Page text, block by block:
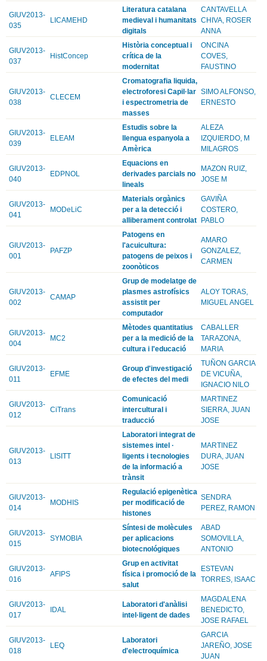
GIUV2013-
035
LICAMEHD
Literatura catalana
medieval i humanitats
digitals
CANTAVELLA
CHIVA, ROSER
ANNA
GIUV2013-
037
HistConcep
Història conceptual i
crítica de la
modernitat
ONCINA
COVES,
FAUSTINO
GIUV2013-
038
CLECEM
Cromatografia liquida,
electroforesi Capil·lar
i espectrometria de
masses
SIMO ALFONSO,
ERNESTO
GIUV2013-
039
ELEAM
Estudis sobre la
llengua espanyola a
Amèrica
ALEZA
IZQUIERDO, M
MILAGROS
GIUV2013-
040
EDPNOL
Equacions en
derivades parcials no
lineals
MAZON RUIZ,
JOSE M
GIUV2013-
041
MODeLiC
Materials orgànics
per a la detecció i
alliberament controlat
GAVIÑA
COSTERO,
PABLO
GIUV2013-
001
PAFZP
Patogens en
l'acuicultura:
patogens de peixos i
zoonòticos
AMARO
GONZALEZ,
CARMEN
GIUV2013-
002
CAMAP
Grup de modelatge de
plasmes astrofísics
assistit per
computador
ALOY TORAS,
MIGUEL ANGEL
GIUV2013-
004
MC2
Mètodes quantitatius
per a la medició de la
cultura i l'educació
CABALLER
TARAZONA,
MARIA
GIUV2013-
011
EFME
Group d'investigació
de efectes del medi
TUÑON GARCIA
DE VICUÑA,
IGNACIO NILO
GIUV2013-
012
CiTrans
Comunicació
intercultural i
traducció
MARTINEZ
SIERRA, JUAN
JOSE
GIUV2013-
013
LISITT
Laboratori integrat de
sistemes intel ·
ligents i tecnologies
de la informació a
trànsit
MARTINEZ
DURA, JUAN
JOSE
GIUV2013-
014
MODHIS
Regulació epigenètica
per modificació de
histones
SENDRA
PEREZ, RAMON
GIUV2013-
015
SYMOBIA
Síntesi de molècules
per aplicacions
biotecnológiques
ABAD
SOMOVILLA,
ANTONIO
GIUV2013-
016
AFIPS
Grup en activitat
física i promoció de la
salut
ESTEVAN
TORRES, ISAAC
GIUV2013-
017
IDAL
Laboratori d'anàlisi
intel·ligent de dades
MAGDALENA
BENEDICTO,
JOSE RAFAEL
GIUV2013-
018
LEQ
Laboratori
d'electroquímica
GARCIA
JAREÑO, JOSE
JUAN